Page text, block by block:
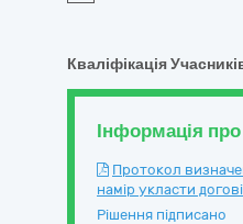
Кваліфікація
Інформація
Протокол
намір укласти
Рішення підписано